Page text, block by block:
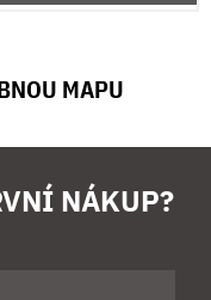
MAPU
NÁKUP?